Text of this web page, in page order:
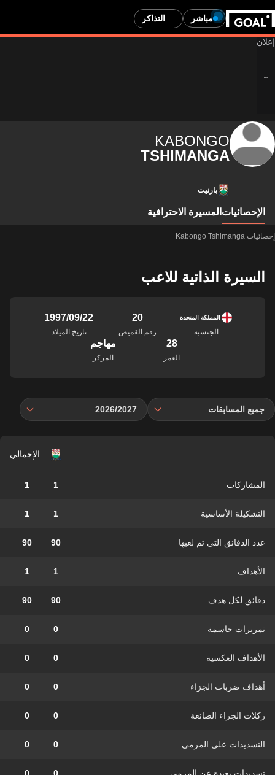
مباشر التذاكر
KABONGO
TSHIMANGA
بارنيت
الإحصائيات المسيرة الاحترافية
إحصائيات Kabongo Tshimanga
السيرة الذاتية للاعب
المملكة المتحدة
الجنسية
20
رقم القميص
22‏/09‏/1997
تاريخ الميلاد
28
العمر
مهاجم
المركز
جميع المسابقات 2026/2027
الإجمالي
المشاركات 1
1
التشكيلة الأساسية 1
1
عدد الدقائق التي تم لعبها 90
90
الأهداف 1
1
دقائق لكل هدف 90
90
تمريرات حاسمة 0
0
الأهداف العكسية 0
0
أهداف ضربات الجزاء 0
0
ركلات الجزاء الضائعة 0
0
التسديدات على المرمى 0
0